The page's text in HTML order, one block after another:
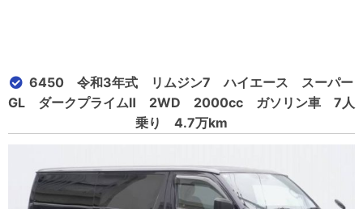
6450 令和3年式 リムジン7 ハイエース スーパー
GL ダークプライムⅡ 2WD 2000cc ガソリン車 7人
乗り 4.7万km